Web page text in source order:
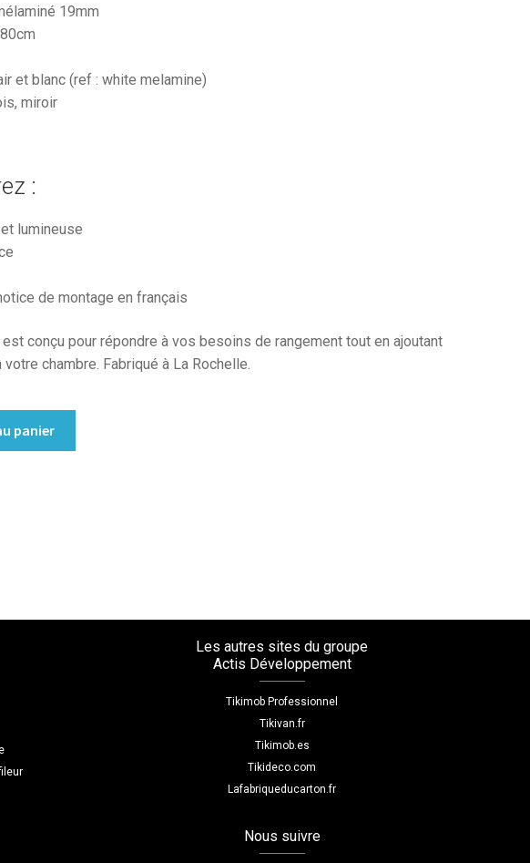
19mm
et blanc (ref : white melamine)
miroir
:
lumineuse
de montage en français
conçu pour répondre à vos besoins de rangement tout en ajoutant
chambre. Fabriqué à La Rochelle.
panier
Les autres sites du groupe
Actis Développement
Tikimob Professionnel
Tikivan.fr
Tikimob.es
Tikideco.com
Lafabriqueducarton.fr
Nous suivre